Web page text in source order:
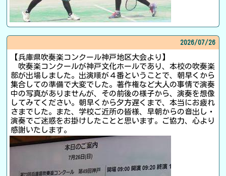
2026/07/26
【兵庫県吹奏楽コンクール神戸地区大会より】
吹奏楽コンクールが神戸文化ホールであり、本校の吹奏楽
部が出場しました。出演順が４番ということで、朝早くから
集合しての準備で大変でした。著作権など大人の事情で演奏
中の写真がありませんが、その前後の様子から、演奏を想像
してみてください。朝早くから夕方遅くまで、本当にお疲れ
さまでした。また、学校ご近所の皆様、早朝からの音出し・
演奏でご迷惑をお掛けしたことと思います。ご協力、心より
感謝いたします。